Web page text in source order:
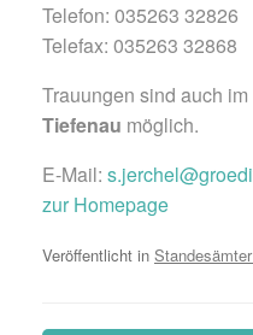
Telefon: 035263 32826
Telefax: 035263 32868
Trauungen sind auch
Tiefenau möglich.
E-Mail:
zur Homepage
Veröffentlicht in